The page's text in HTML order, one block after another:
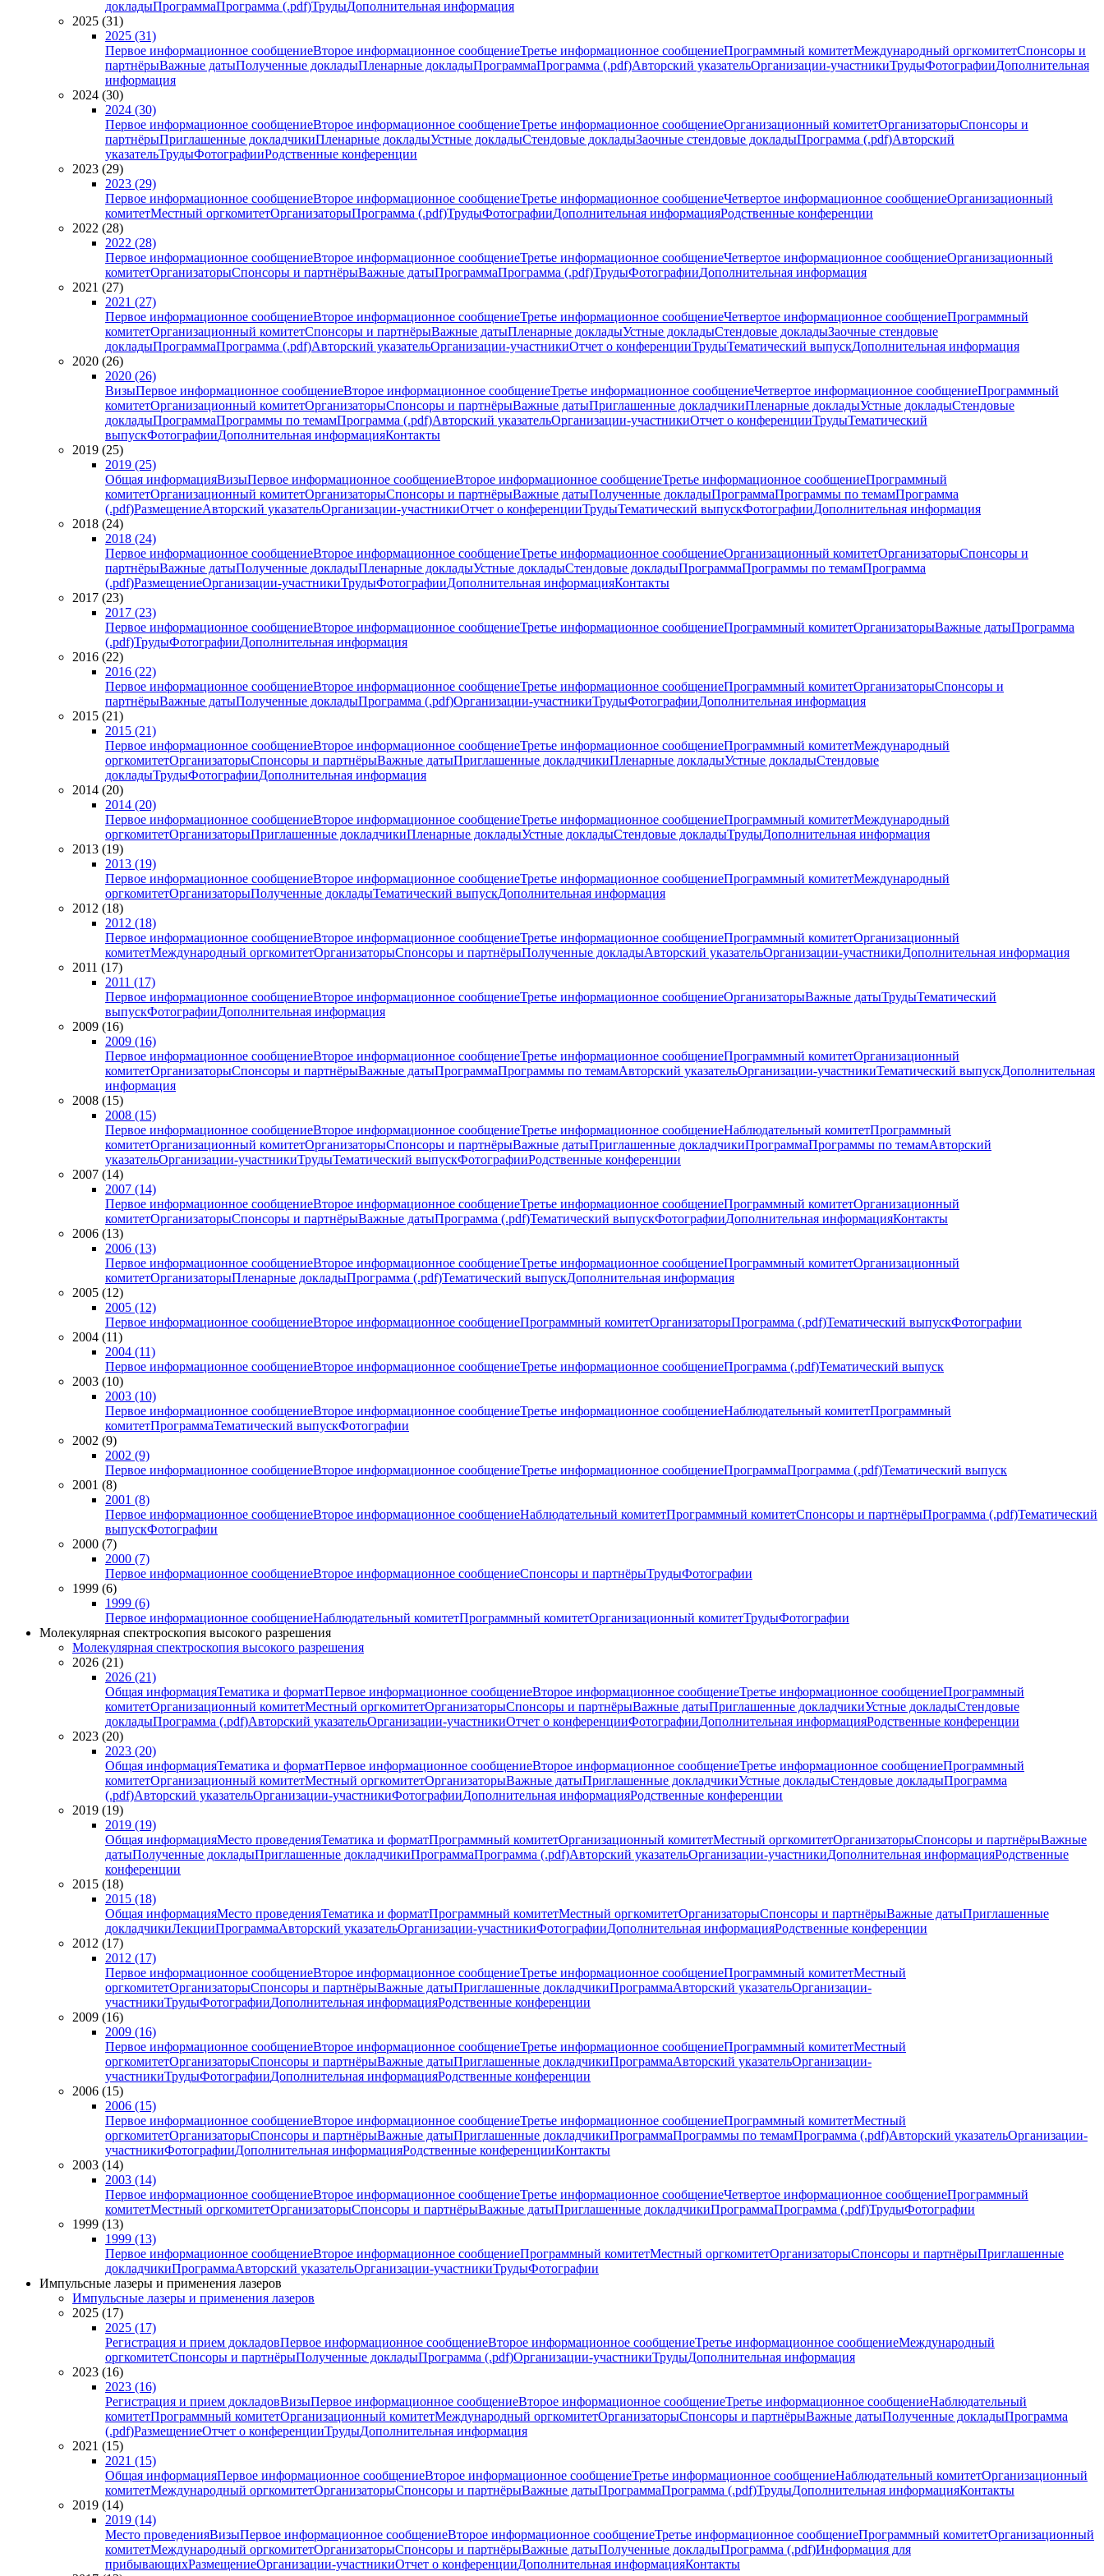
докладыПрограммаПрограмма (.pdf)ТрудыДополнительная информация
2025 (31)
2025 (31)
Первое информационное сообщениеВторое информационное сообщениеТретье информационное сообщениеПрограммный комитетМеждународный оргкомитетСпонсоры и
партнёрыВажные датыПолученные докладыПленарные докладыПрограммаПрограмма (.pdf)Авторский указательОрганизации-участникиТрудыФотографииДополнительная
информация
2024 (30)
2024 (30)
Первое информационное сообщениеВторое информационное сообщениеТретье информационное сообщениеОрганизационный комитетОрганизаторыСпонсоры и
партнёрыПриглашенные докладчикиПленарные докладыУстные докладыСтендовые докладыЗаочные стендовые докладыПрограмма (.pdf)Авторский
указательТрудыФотографииРодственные конференции
2023 (29)
2023 (29)
Первое информационное сообщениеВторое информационное сообщениеТретье информационное сообщениеЧетвертое информационное сообщениеОрганизационный
комитетМестный оргкомитетОрганизаторыПрограмма (.pdf)ТрудыФотографииДополнительная информацияРодственные конференции
2022 (28)
2022 (28)
Первое информационное сообщениеВторое информационное сообщениеТретье информационное сообщениеЧетвертое информационное сообщениеОрганизационный
комитетОрганизаторыСпонсоры и партнёрыВажные датыПрограммаПрограмма (.pdf)ТрудыФотографииДополнительная информация
2021 (27)
2021 (27)
Первое информационное сообщениеВторое информационное сообщениеТретье информационное сообщениеЧетвертое информационное сообщениеПрограммный
комитетОрганизационный комитетСпонсоры и партнёрыВажные датыПленарные докладыУстные докладыСтендовые докладыЗаочные стендовые
докладыПрограммаПрограмма (.pdf)Авторский указательОрганизации-участникиОтчет о конференцииТрудыТематический выпускДополнительная информация
2020 (26)
2020 (26)
ВизыПервое информационное сообщениеВторое информационное сообщениеТретье информационное сообщениеЧетвертое информационное сообщениеПрограммный
комитетОрганизационный комитетОрганизаторыСпонсоры и партнёрыВажные датыПриглашенные докладчикиПленарные докладыУстные докладыСтендовые
докладыПрограммаПрограммы по темамПрограмма (.pdf)Авторский указательОрганизации-участникиОтчет о конференцииТрудыТематический
выпускФотографииДополнительная информацияКонтакты
2019 (25)
2019 (25)
Общая информацияВизыПервое информационное сообщениеВторое информационное сообщениеТретье информационное сообщениеПрограммный
комитетОрганизационный комитетОрганизаторыСпонсоры и партнёрыВажные датыПолученные докладыПрограммаПрограммы по темамПрограмма
(.pdf)РазмещениеАвторский указательОрганизации-участникиОтчет о конференцииТрудыТематический выпускФотографииДополнительная информация
2018 (24)
2018 (24)
Первое информационное сообщениеВторое информационное сообщениеТретье информационное сообщениеОрганизационный комитетОрганизаторыСпонсоры и
партнёрыВажные датыПолученные докладыПленарные докладыУстные докладыСтендовые докладыПрограммаПрограммы по темамПрограмма
(.pdf)РазмещениеОрганизации-участникиТрудыФотографииДополнительная информацияКонтакты
2017 (23)
2017 (23)
Первое информационное сообщениеВторое информационное сообщениеТретье информационное сообщениеПрограммный комитетОрганизаторыВажные датыПрограмма
(.pdf)ТрудыФотографииДополнительная информация
2016 (22)
2016 (22)
Первое информационное сообщениеВторое информационное сообщениеТретье информационное сообщениеПрограммный комитетОрганизаторыСпонсоры и
партнёрыВажные датыПолученные докладыПрограмма (.pdf)Организации-участникиТрудыФотографииДополнительная информация
2015 (21)
2015 (21)
Первое информационное сообщениеВторое информационное сообщениеТретье информационное сообщениеПрограммный комитетМеждународный
оргкомитетОрганизаторыСпонсоры и партнёрыВажные датыПриглашенные докладчикиПленарные докладыУстные докладыСтендовые
докладыТрудыФотографииДополнительная информация
2014 (20)
2014 (20)
Первое информационное сообщениеВторое информационное сообщениеТретье информационное сообщениеПрограммный комитетМеждународный
оргкомитетОрганизаторыПриглашенные докладчикиПленарные докладыУстные докладыСтендовые докладыТрудыДополнительная информация
2013 (19)
2013 (19)
Первое информационное сообщениеВторое информационное сообщениеТретье информационное сообщениеПрограммный комитетМеждународный
оргкомитетОрганизаторыПолученные докладыТематический выпускДополнительная информация
2012 (18)
2012 (18)
Первое информационное сообщениеВторое информационное сообщениеТретье информационное сообщениеПрограммный комитетОрганизационный
комитетМеждународный оргкомитетОрганизаторыСпонсоры и партнёрыПолученные докладыАвторский указательОрганизации-участникиДополнительная информация
2011 (17)
2011 (17)
Первое информационное сообщениеВторое информационное сообщениеТретье информационное сообщениеОрганизаторыВажные датыТрудыТематический
выпускФотографииДополнительная информация
2009 (16)
2009 (16)
Первое информационное сообщениеВторое информационное сообщениеТретье информационное сообщениеПрограммный комитетОрганизационный
комитетОрганизаторыСпонсоры и партнёрыВажные датыПрограммаПрограммы по темамАвторский указательОрганизации-участникиТематический выпускДополнительная
информация
2008 (15)
2008 (15)
Первое информационное сообщениеВторое информационное сообщениеТретье информационное сообщениеНаблюдательный комитетПрограммный
комитетОрганизационный комитетОрганизаторыСпонсоры и партнёрыВажные датыПриглашенные докладчикиПрограммаПрограммы по темамАвторский
указательОрганизации-участникиТрудыТематический выпускФотографииРодственные конференции
2007 (14)
2007 (14)
Первое информационное сообщениеВторое информационное сообщениеТретье информационное сообщениеПрограммный комитетОрганизационный
комитетОрганизаторыСпонсоры и партнёрыВажные датыПрограмма (.pdf)Тематический выпускФотографииДополнительная информацияКонтакты
2006 (13)
2006 (13)
Первое информационное сообщениеВторое информационное сообщениеТретье информационное сообщениеПрограммный комитетОрганизационный
комитетОрганизаторыПленарные докладыПрограмма (.pdf)Тематический выпускДополнительная информация
2005 (12)
2005 (12)
Первое информационное сообщениеВторое информационное сообщениеПрограммный комитетОрганизаторыПрограмма (.pdf)Тематический выпускФотографии
2004 (11)
2004 (11)
Первое информационное сообщениеВторое информационное сообщениеТретье информационное сообщениеПрограмма (.pdf)Тематический выпуск
2003 (10)
2003 (10)
Первое информационное сообщениеВторое информационное сообщениеТретье информационное сообщениеНаблюдательный комитетПрограммный
комитетПрограммаТематический выпускФотографии
2002 (9)
2002 (9)
Первое информационное сообщениеВторое информационное сообщениеТретье информационное сообщениеПрограммаПрограмма (.pdf)Тематический выпуск
2001 (8)
2001 (8)
Первое информационное сообщениеВторое информационное сообщениеНаблюдательный комитетПрограммный комитетСпонсоры и партнёрыПрограмма (.pdf)Тематический
выпускФотографии
2000 (7)
2000 (7)
Первое информационное сообщениеВторое информационное сообщениеСпонсоры и партнёрыТрудыФотографии
1999 (6)
1999 (6)
Первое информационное сообщениеНаблюдательный комитетПрограммный комитетОрганизационный комитетТрудыФотографии
Молекулярная спектроскопия высокого разрешения
Молекулярная спектроскопия высокого разрешения
2026 (21)
2026 (21)
Общая информацияТематика и форматПервое информационное сообщениеВторое информационное сообщениеТретье информационное сообщениеПрограммный
комитетОрганизационный комитетМестный оргкомитетОрганизаторыСпонсоры и партнёрыВажные датыПриглашенные докладчикиУстные докладыСтендовые
докладыПрограмма (.pdf)Авторский указательОрганизации-участникиОтчет о конференцииФотографииДополнительная информацияРодственные конференции
2023 (20)
2023 (20)
Общая информацияТематика и форматПервое информационное сообщениеВторое информационное сообщениеТретье информационное сообщениеПрограммный
комитетОрганизационный комитетМестный оргкомитетОрганизаторыВажные датыПриглашенные докладчикиУстные докладыСтендовые докладыПрограмма
(.pdf)Авторский указательОрганизации-участникиФотографииДополнительная информацияРодственные конференции
2019 (19)
2019 (19)
Общая информацияМесто проведенияТематика и форматПрограммный комитетОрганизационный комитетМестный оргкомитетОрганизаторыСпонсоры и партнёрыВажные
датыПолученные докладыПриглашенные докладчикиПрограммаПрограмма (.pdf)Авторский указательОрганизации-участникиДополнительная информацияРодственные
конференции
2015 (18)
2015 (18)
Общая информацияМесто проведенияТематика и форматПрограммный комитетМестный оргкомитетОрганизаторыСпонсоры и партнёрыВажные датыПриглашенные
докладчикиЛекцииПрограммаАвторский указательОрганизации-участникиФотографииДополнительная информацияРодственные конференции
2012 (17)
2012 (17)
Первое информационное сообщениеВторое информационное сообщениеТретье информационное сообщениеПрограммный комитетМестный
оргкомитетОрганизаторыСпонсоры и партнёрыВажные датыПриглашенные докладчикиПрограммаАвторский указательОрганизации-
участникиТрудыФотографииДополнительная информацияРодственные конференции
2009 (16)
2009 (16)
Первое информационное сообщениеВторое информационное сообщениеТретье информационное сообщениеПрограммный комитетМестный
оргкомитетОрганизаторыСпонсоры и партнёрыВажные датыПриглашенные докладчикиПрограммаАвторский указательОрганизации-
участникиТрудыФотографииДополнительная информацияРодственные конференции
2006 (15)
2006 (15)
Первое информационное сообщениеВторое информационное сообщениеТретье информационное сообщениеПрограммный комитетМестный
оргкомитетОрганизаторыСпонсоры и партнёрыВажные датыПриглашенные докладчикиПрограммаПрограммы по темамПрограмма (.pdf)Авторский указательОрганизации-
участникиФотографииДополнительная информацияРодственные конференцииКонтакты
2003 (14)
2003 (14)
Первое информационное сообщениеВторое информационное сообщениеТретье информационное сообщениеЧетвертое информационное сообщениеПрограммный
комитетМестный оргкомитетОрганизаторыСпонсоры и партнёрыВажные датыПриглашенные докладчикиПрограммаПрограмма (.pdf)ТрудыФотографии
1999 (13)
1999 (13)
Первое информационное сообщениеВторое информационное сообщениеПрограммный комитетМестный оргкомитетОрганизаторыСпонсоры и партнёрыПриглашенные
докладчикиПрограммаАвторский указательОрганизации-участникиТрудыФотографии
Импульсные лазеры и применения лазеров
Импульсные лазеры и применения лазеров
2025 (17)
2025 (17)
Регистрация и прием докладовПервое информационное сообщениеВторое информационное сообщениеТретье информационное сообщениеМеждународный
оргкомитетСпонсоры и партнёрыПолученные докладыПрограмма (.pdf)Организации-участникиТрудыДополнительная информация
2023 (16)
2023 (16)
Регистрация и прием докладовВизыПервое информационное сообщениеВторое информационное сообщениеТретье информационное сообщениеНаблюдательный
комитетПрограммный комитетОрганизационный комитетМеждународный оргкомитетОрганизаторыСпонсоры и партнёрыВажные датыПолученные докладыПрограмма
(.pdf)РазмещениеОтчет о конференцииТрудыДополнительная информация
2021 (15)
2021 (15)
Общая информацияПервое информационное сообщениеВторое информационное сообщениеТретье информационное сообщениеНаблюдательный комитетОрганизационный
комитетМеждународный оргкомитетОрганизаторыСпонсоры и партнёрыВажные датыПрограммаПрограмма (.pdf)ТрудыДополнительная информацияКонтакты
2019 (14)
2019 (14)
Место проведенияВизыПервое информационное сообщениеВторое информационное сообщениеТретье информационное сообщениеПрограммный комитетОрганизационный
комитетМеждународный оргкомитетОрганизаторыСпонсоры и партнёрыВажные датыПолученные докладыПрограмма (.pdf)Информация для
прибывающихРазмещениеОрганизации-участникиОтчет о конференцииДополнительная информацияКонтакты